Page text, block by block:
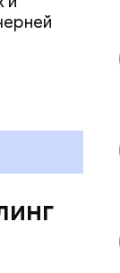
у